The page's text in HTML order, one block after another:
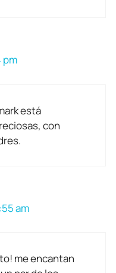
pm
está
con
am
me encantan